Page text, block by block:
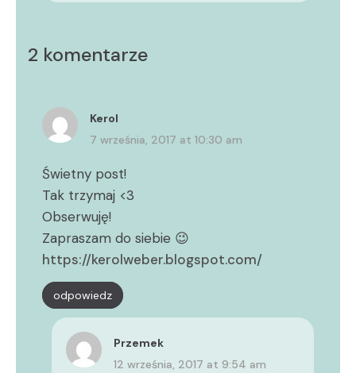
2 komentarze
Kerol
7 września, 2017 at 10:30 am
Świetny post!
Tak trzymaj <3
Obserwuję!
Zapraszam do siebie 😉
https://kerolweber.blogspot.com/
odpowiedz
Przemek
12 września, 2017 at 9:54 am